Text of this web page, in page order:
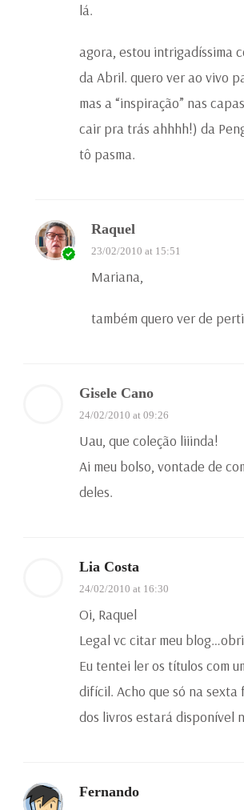
lá.
agora, estou intrigadíssima
da Abril. quero ver ao vivo
mas a “inspiração” nas
cair pra trás ahhhh!) da
tô pasma.
Raquel
23/02/2010 at 15:51
Mariana,
também quero ver de
Gisele Cano
24/02/2010 at 09:26
Uau, que coleção liiinda!
Ai meu bolso, vontade de
deles.
Lia Costa
24/02/2010 at 16:30
Oi, Raquel
Legal vc citar meu
Eu tentei ler os títulos com
difícil. Acho que só na sexta
dos livros estará disponível
Fernando